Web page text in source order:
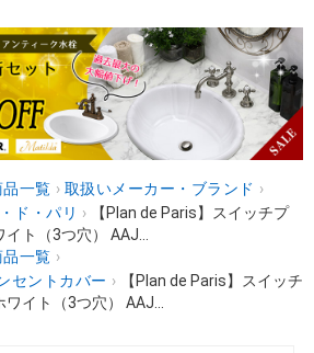
品一覧 › 取扱いメーカー・ブランド ›
ド・パリ ›
【Plan de Paris】スイッチプ
ト（3つ穴） AAJ...
品一覧 ›
セントカバー ›
【Plan de Paris】スイッチ
イト（3つ穴） AAJ...